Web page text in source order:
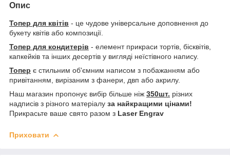
Опис
Топер для квітів - це чудове універсальне доповнення до
букету квітів або композиції.
Топер для кондитерів - елемент прикраси тортів, бісквітів,
капкейків та інших десертів у вигляді неїстівного напису.
Топер є стильним об'ємним написом з побажанням або
привітанням, вирізаним з фанери, двп або акрилу.
Наш магазин пропонує вибір більше ніж 350шт. різних
надписів з різного матеріалу за найкращими цінами!
Прикрасьте ваше свято разом з Laser Engrav
Приховати